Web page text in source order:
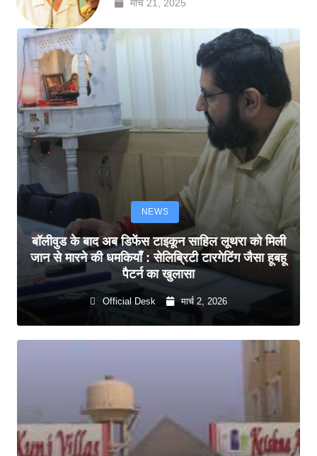
मार्च 21, 2025
NEWS
बॉलीवुड के बाद अब डिफेंस टाइकून साहिल लूथरा को मिली
जान से मारने की धमकियाँ : सेलिब्रिटी टारगेटिंग जैसा हूबहू
पैटर्न का खुलासा
Official Desk मार्च 2, 2026